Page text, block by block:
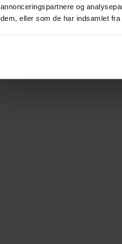
annonceringspartnere og
dem, eller som de har indsamlet